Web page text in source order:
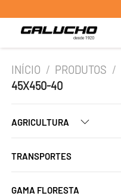
INÍCIO / PRODUTOS /
45X450-40
AGRICULTURA
TRANSPORTES
GAMA FLORESTA